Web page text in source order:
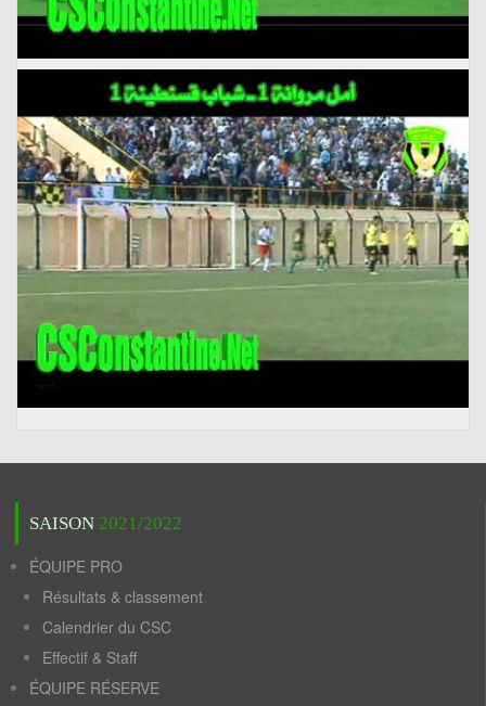
SAISON 2021/2022
ÉQUIPE PRO
Résultats & classement
Calendrier du CSC
Effectif & Staff
ÉQUIPE RÉSERVE